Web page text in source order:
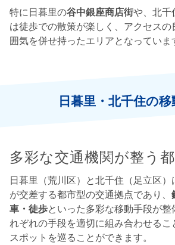
特に日暮里の谷中銀座商店街や、北千
は徒歩での散策が楽しく、アクセス
囲気を併せ持ったエリアとなっていま
日暮里・北千住の移
多彩な交通機関が整う
日暮里（荒川区）と北千住（足立区
が交差する都市型の交通拠点であり、
車・徒歩といった多彩な移動手段が
れぞれの手段を適切に組み合わせる
スポットを巡ることができます。